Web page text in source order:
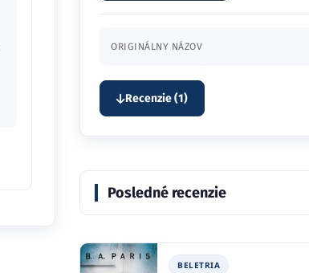
ORIGINÁLNY NÁZOV
Recenzie (1)
Posledné recenzie
BELETRIA